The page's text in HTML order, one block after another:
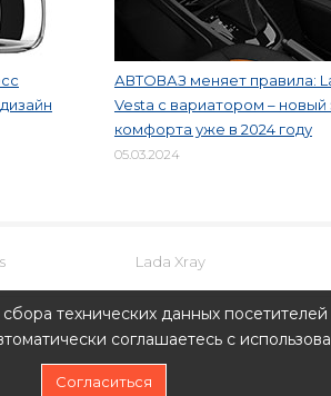
АВТОВАЗ меняет правила:
Vesta с вариатором – новый
комфорта уже в 2024 году
05.03.2024
Lada Xray
технических данных
соглашаетесь с
Согласиться